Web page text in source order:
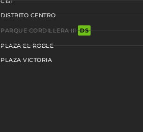
DISTRITO CENTRO
PARQUE CORDILLERA III DS
PLAZA EL ROBLE
PLAZA VICTORIA